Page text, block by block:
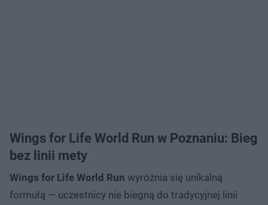
Wings for Life World Run w Poznaniu: Bieg
bez linii mety
Wings for Life World Run wyróżnia się unikalną
formułą — uczestnicy nie biegną do tradycyjnej linii